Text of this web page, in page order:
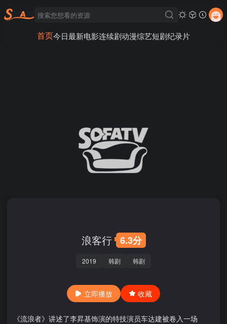
首页今日最新电影连续剧动漫综艺短剧纪录片
浪客行 6.3分
2019 韩剧 韩剧
立即播放 收藏
《流浪者》讲述了李昇基饰演的特技演员车达建被卷入一场